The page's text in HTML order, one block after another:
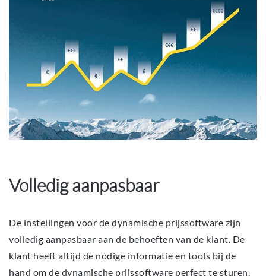
Volledig aanpasbaar
De instellingen voor de dynamische prijssoftware zijn
volledig aanpasbaar aan de behoeften van de klant. De
klant heeft altijd de nodige informatie en tools bij de
hand om de dynamische prijssoftware perfect te sturen.